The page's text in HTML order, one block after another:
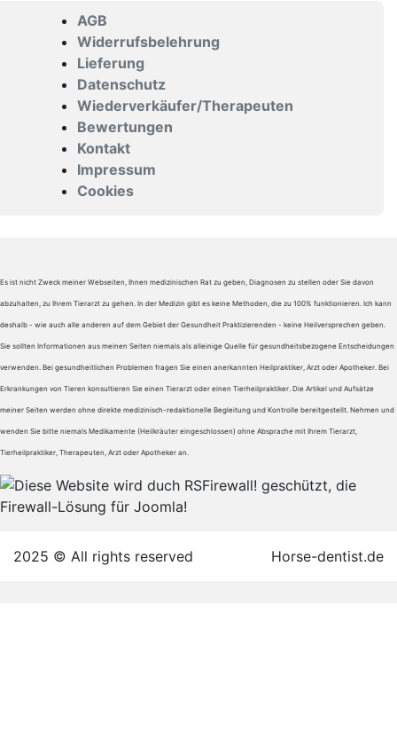
AGB
Widerrufsbelehrung
Lieferung
Datenschutz
Wiederverkäufer/Therapeuten
Bewertungen
Kontakt
Impressum
Cookies
Es ist nicht Zweck meiner Webseiten, Ihnen medizinischen Rat zu geben, Diagnosen zu stellen oder Sie davon
abzuhalten, zu Ihrem Tierarzt zu gehen. In der Medizin gibt es keine Methoden, die zu 100% funktionieren. Ich kann
deshalb - wie auch alle anderen auf dem Gebiet der Gesundheit Praktizierenden - keine Heilversprechen geben.
Sie sollten Informationen aus meinen Seiten niemals als alleinige Quelle für gesundheitsbezogene Entscheidungen
verwenden. Bei gesundheitlichen Problemen fragen Sie einen anerkannten Heilpraktiker, Arzt oder Apotheker. Bei
Erkrankungen von Tieren konsultieren Sie einen Tierarzt oder einen Tierheilpraktiker. Die Artikel und Aufsätze
meiner Seiten werden ohne direkte medizinisch-redaktionelle Begleitung und Kontrolle bereitgestellt. Nehmen und
wenden Sie bitte niemals Medikamente (Heilkräuter eingeschlossen) ohne Absprache mit Ihrem Tierarzt,
Tierheilpraktiker, Therapeuten, Arzt oder Apotheker an.
2025 © All rights reserved Horse-dentist.de